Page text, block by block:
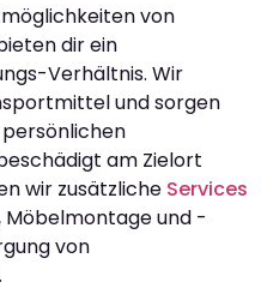
von
dir ein
Verhältnis. Wir
und sorgen
am Zielort
wir zusätzliche Services
Möbelmontage und -
von